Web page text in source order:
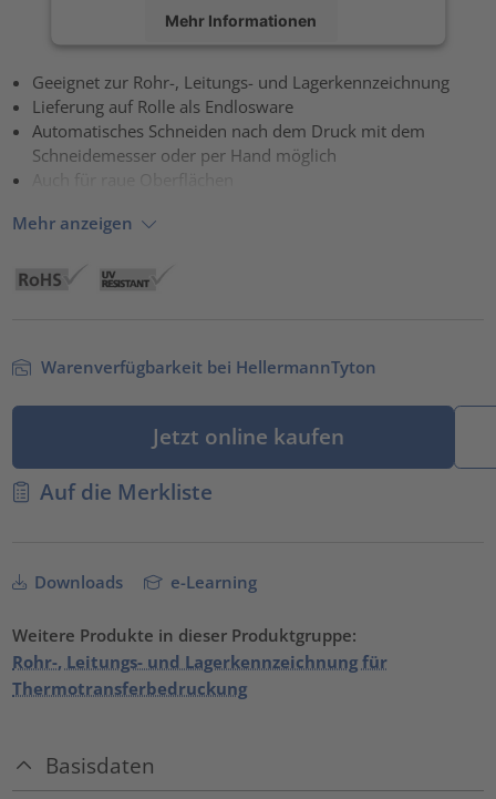
Mehr Informationen
Akzeptieren
powered byUsercentrics Consent Management Platform
Geeignet zur Rohr-, Leitungs- und Lagerkennzeichnung
Lieferung auf Rolle als Endlosware
Automatisches Schneiden nach dem Druck mit dem
Schneidemesser oder per Hand möglich
Auch für raue Oberflächen
Mehr anzeigen
Warenverfügbarkeit bei HellermannTyton
Jetzt online kaufen
Auf die Merkliste
Downloads e-Learning
Weitere Produkte in dieser Produktgruppe:
Rohr-, Leitungs- und Lagerkennzeichnung für
Thermotransferbedruckung
Basisdaten